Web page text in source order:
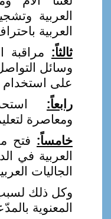
العربية
العربية
ثالثاً: مراقبة
وسائل
على استخدام
رابعاً:
ومعاصرة
خامساً: فتح
العربية في
الجاليات
وكل ذلك
المعنوية